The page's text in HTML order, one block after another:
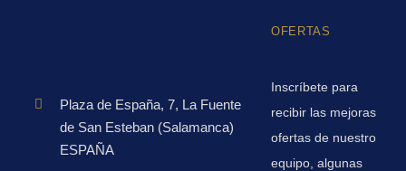
Plaza de España, 7, La Fuente
de San Esteban (Salamanca)
ESPAÑA
OFERTAS
Inscríbete para
recibir las mejoras
ofertas de nuestro
equipo, algunas